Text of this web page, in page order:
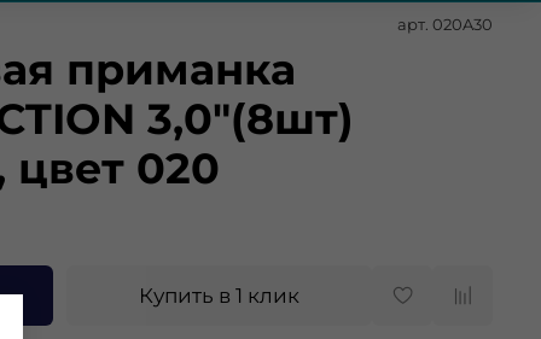
арт. 020A30
приманка
3,0"(8шт)
цвет 020
Купить в 1 клик